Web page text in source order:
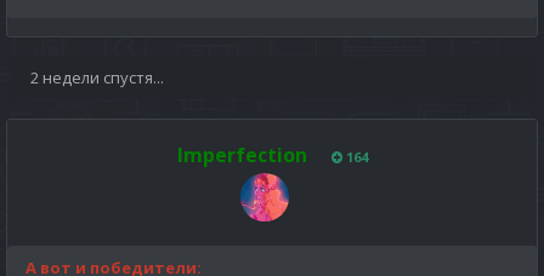
2 недели спустя...
Imperfection 164
А вот и победители: